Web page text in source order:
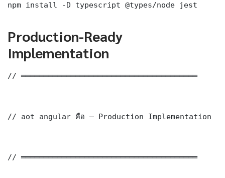
npm install -D typescript @types/node jest
Production-Ready
Implementation
// ═══════════════════════════════════════
// aot angular คือ — Production Implementation
// ═══════════════════════════════════════